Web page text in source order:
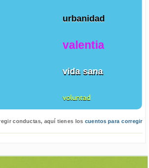
urbanidad
valentia
vida sana
voluntad
conductas, aquí tienes los cuentos para corregir